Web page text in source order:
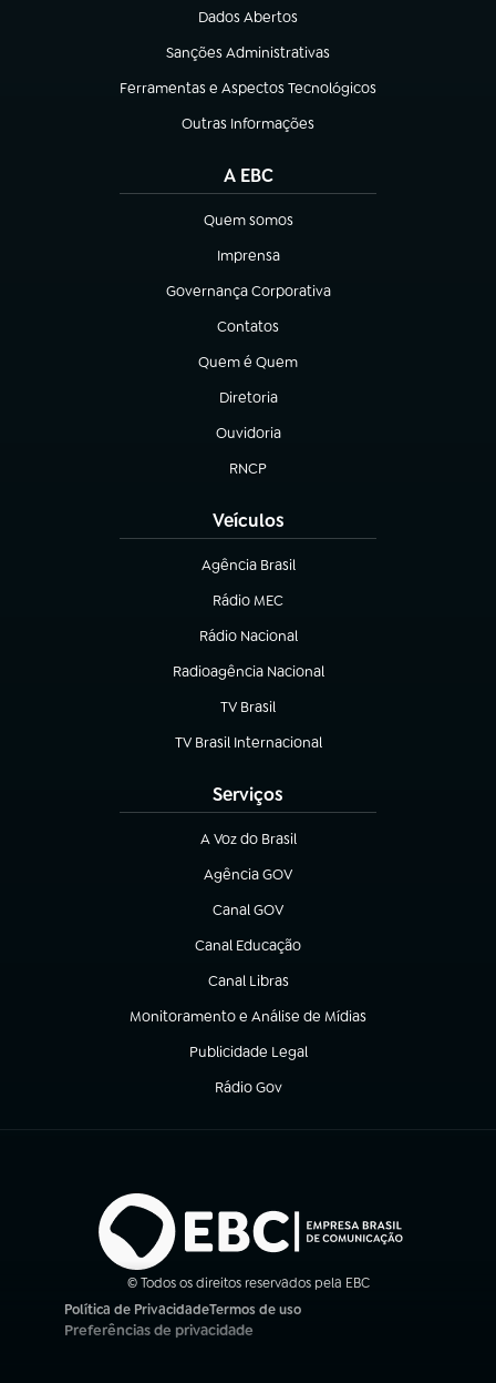
Dados Abertos
(abre em nova aba)
Sanções Administrativas
(abre em nova aba)
Ferramentas e Aspectos Tecnológicos
(abre em nova aba)
Outras Informações
(abre em nova aba)
A EBC
Quem somos
(abre em nova aba)
Imprensa
(abre em nova aba)
Governança Corporativa
(abre em nova aba)
Contatos
(abre em nova aba)
Quem é Quem
(abre em nova aba)
Diretoria
(abre em nova aba)
Ouvidoria
(abre em nova aba)
RNCP
(abre em nova aba)
Veículos
Agência Brasil
(abre em nova aba)
Rádio MEC
Rádio Nacional
(abre em nova aba)
Radioagência Nacional
(abre em nova aba)
TV Brasil
(abre em nova aba)
TV Brasil Internacional
(abre em nova aba)
Serviços
A Voz do Brasil
(abre em nova aba)
Agência GOV
(abre em nova aba)
Canal GOV
(abre em nova aba)
Canal Educação
(abre em nova aba)
Canal Libras
(abre em nova aba)
Monitoramento e Análise de Mídias
(abre em nova aba)
Publicidade Legal
(abre em nova aba)
Rádio Gov
(abre em nova aba)
© Todos os direitos reservados pela EBC
Política de Privacidade
(abre em nova aba)
Termos de uso
(abre em nova aba)
Preferências de privacidade